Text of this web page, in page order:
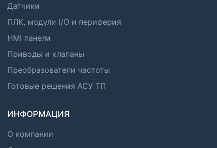
Датчики
ПЛК, модули I/O и периферия
HMI панели
Приводы и клапаны
Преобразователи частоты
Готовые решения АСУ ТП
ИНФОРМАЦИЯ
О компании